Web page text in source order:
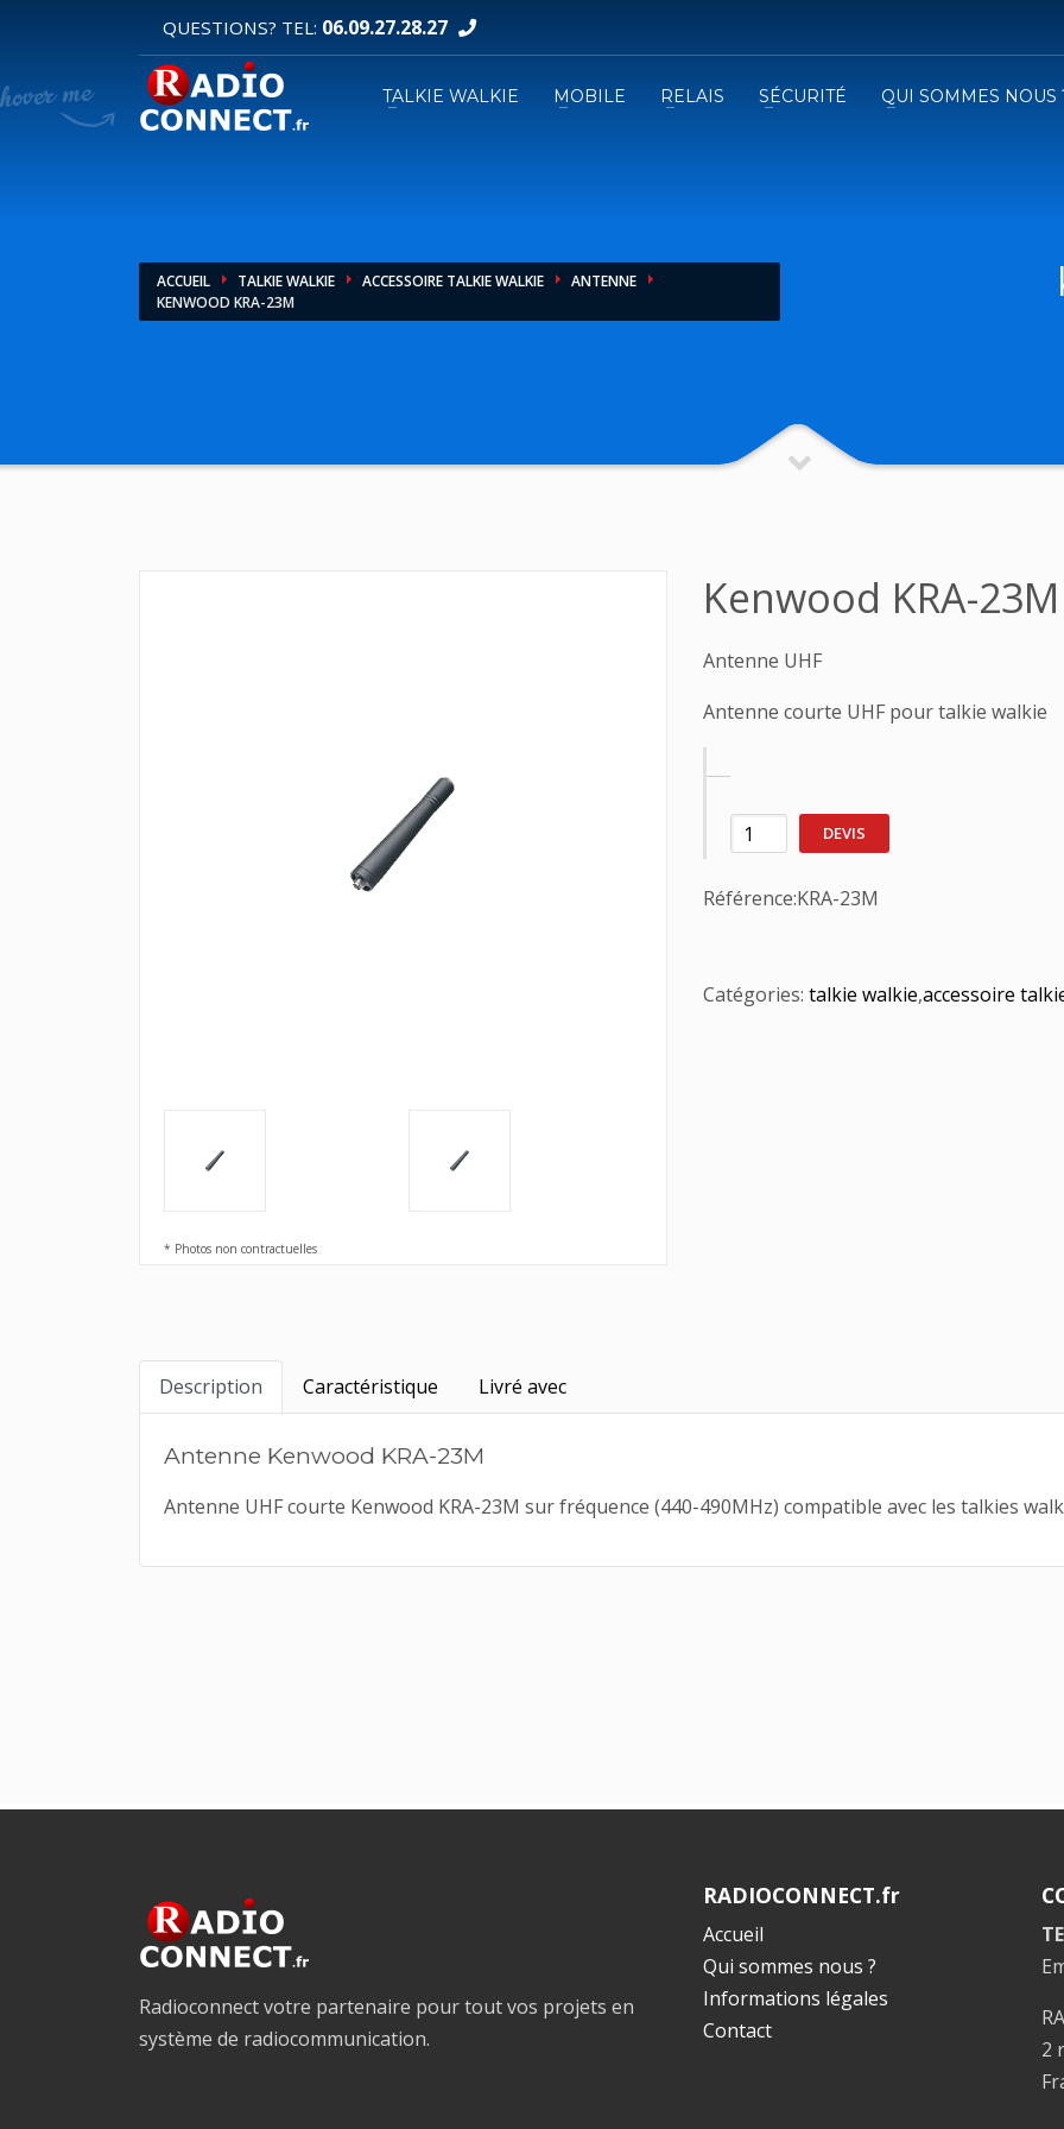
DEMANDE DE DEVIS
1 Sélectionnez vos produits.
QUESTIONS? TEL: 06.09.27.28.27
TALKIE WALKIE MOBILE RELAIS SÉCURITÉ QUI SOMMES NOUS
ACCUEIL TALKIE WALKIE ACCESSOIRE TALKIE WALKIE
ANTENNE
KENWOOD KRA-23M
* Photos non contractuelles
Kenwood KRA-23M
Antenne UHF
Antenne courte UHF pour talkie walkie
DEVIS
Référence:KRA-23M
Catégories: talkie walkie,accessoire
Description Caractéristique Livré avec
Antenne Kenwood KRA-23M
Antenne UHF courte Kenwood KRA-23M sur fréquence (440-490MHz) compatible avec les talkies
Radioconnect votre partenaire pour tout vos projets en
système de radiocommunication.
RADIOCONNECT.fr
Accueil
Qui sommes nous ?
Informations légales
Contact
2